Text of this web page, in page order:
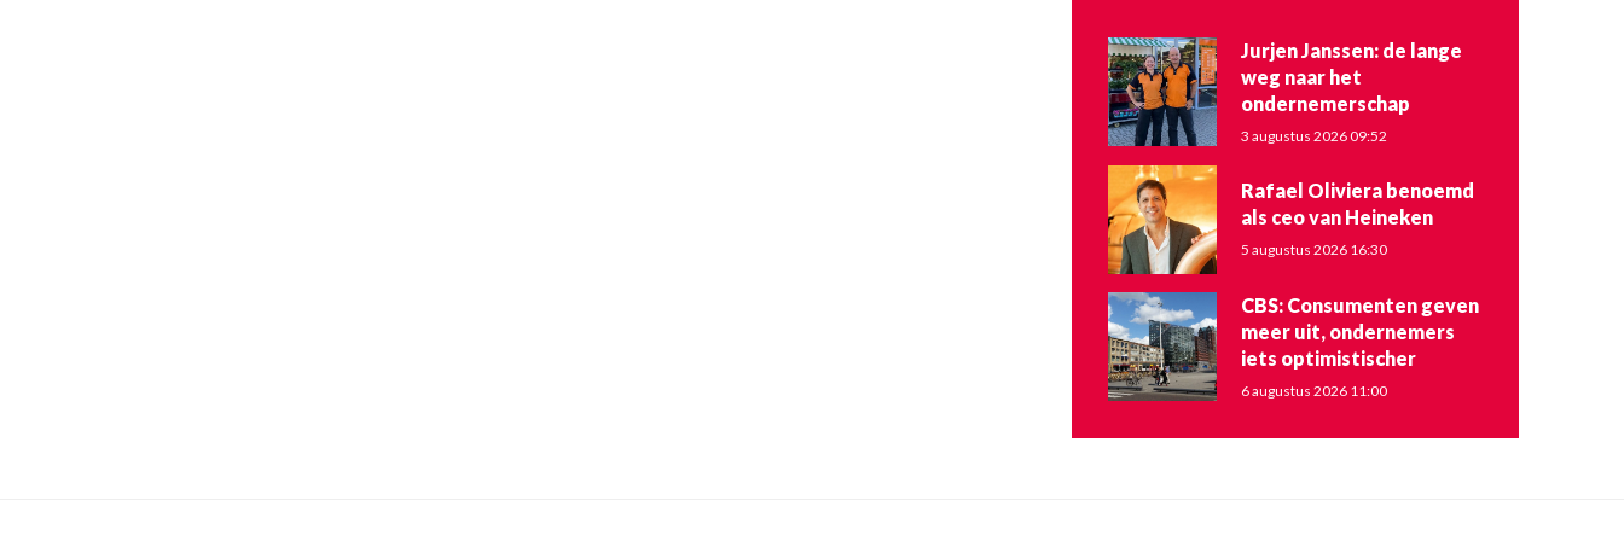
Jurjen Janssen: de lange
weg naar het
ondernemerschap
3 augustus 2026 09:52
Rafael Oliviera benoemd
als ceo van Heineken
5 augustus 2026 16:30
CBS: Consumenten geven
meer uit, ondernemers
iets optimistischer
6 augustus 2026 11:00